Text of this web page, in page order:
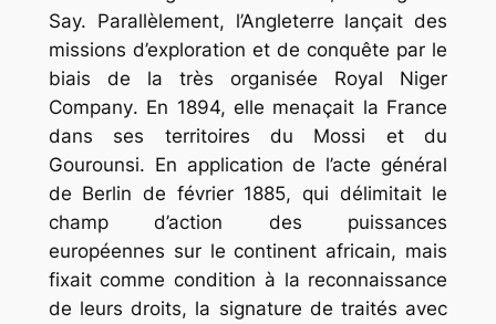
Say. Parallèlement, l’Angleterre lançait des
missions d’exploration et de conquête par le
biais de la très organisée Royal Niger
Company. En 1894, elle menaçait la France
dans ses territoires du Mossi et du
Gourounsi. En application de l’acte général
de Berlin de février 1885, qui délimitait le
champ d’action des puissances
européennes sur le continent africain, mais
fixait comme condition à la reconnaissance
de leurs droits, la signature de traités avec